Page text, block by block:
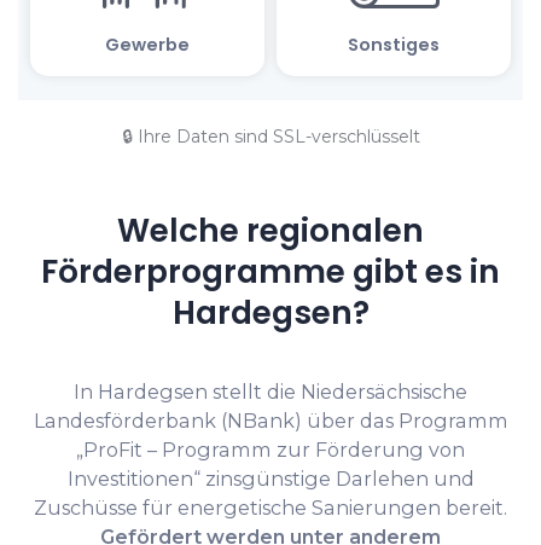
🔒 Ihre Daten sind SSL-verschlüsselt
Welche regionalen
Förderprogramme gibt es in
Hardegsen?
In Hardegsen stellt die Niedersächsische
Landesförderbank (NBank) über das Programm
„ProFit – Programm zur Förderung von
Investitionen“ zinsgünstige Darlehen und
Zuschüsse für energetische Sanierungen bereit.
Gefördert werden unter anderem